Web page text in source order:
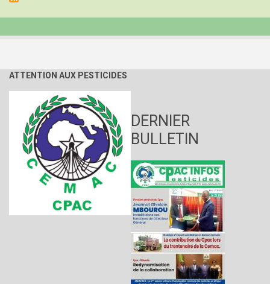
centrale
ATTENTION AUX PESTICIDES
DERNIER
BULLETIN